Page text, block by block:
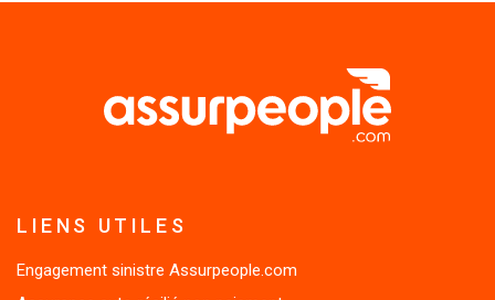
Assurance auto résilié non paiement